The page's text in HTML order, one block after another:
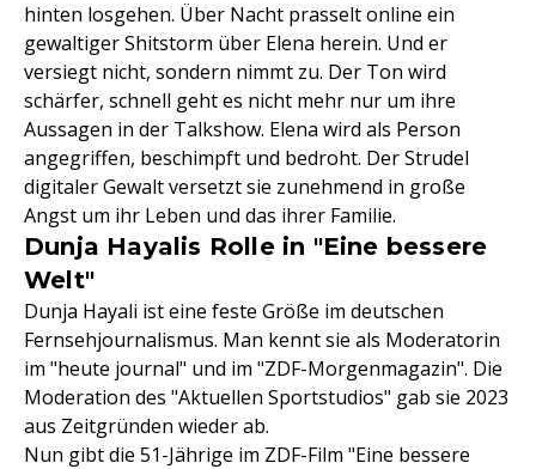
hinten losgehen. Über Nacht prasselt online ein
gewaltiger Shitstorm über Elena herein. Und er
versiegt nicht, sondern nimmt zu. Der Ton wird
schärfer, schnell geht es nicht mehr nur um ihre
Aussagen in der Talkshow. Elena wird als Person
angegriffen, beschimpft und bedroht. Der Strudel
digitaler Gewalt versetzt sie zunehmend in große
Angst um ihr Leben und das ihrer Familie.
Dunja Hayalis Rolle in "Eine bessere
Welt"
Dunja Hayali ist eine feste Größe im deutschen
Fernsehjournalismus. Man kennt sie als Moderatorin
im "heute journal" und im "ZDF-Morgenmagazin". Die
Moderation des "Aktuellen Sportstudios" gab sie 2023
aus Zeitgründen wieder ab.
Nun gibt die 51-Jährige im ZDF-Film "Eine bessere